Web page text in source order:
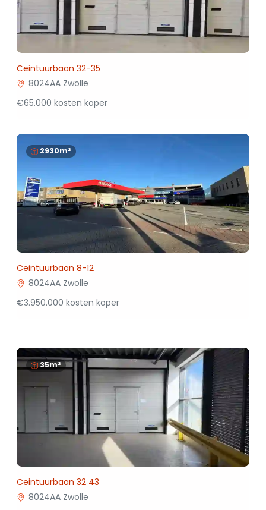
Ceintuurbaan 32-35
8024AA Zwolle
€65.000 kosten koper
2930m²
Ceintuurbaan 8-12
8024AA Zwolle
€3.950.000 kosten koper
35m²
Ceintuurbaan 32 43
8024AA Zwolle